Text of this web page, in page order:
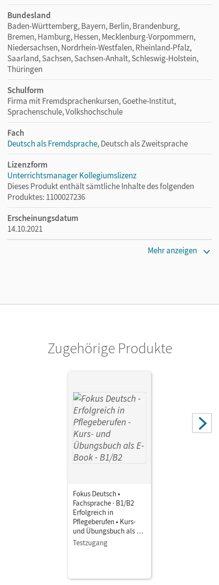
Bundesland
Baden-Württemberg, Bayern, Berlin, Brandenburg,
Bremen, Hamburg, Hessen, Mecklenburg-Vorpommern,
Niedersachsen, Nordrhein-Westfalen, Rheinland-Pfalz,
Saarland, Sachsen, Sachsen-Anhalt, Schleswig-Holstein,
Thüringen
Schulform
Firma mit Fremdsprachenkursen, Goethe-Institut,
Sprachenschule, Volkshochschule
Fach
Deutsch als Fremdsprache, Deutsch als Zweitsprache
Lizenzform
Unterrichtsmanager Kollegiumslizenz
Dieses Produkt enthält sämtliche Inhalte des folgenden
Produktes: 1100027236
Erscheinungsdatum
14.10.2021
Cornelsen Verlag
Mehr anzeigen
Zugehörige Produkte
Fokus Deutsch •
Fachsprache · B1/B2
Erfolgreich in
Pflegeberufen • Kurs-
und Übungsbuch als E-
Book Mit Medien
Testzugang